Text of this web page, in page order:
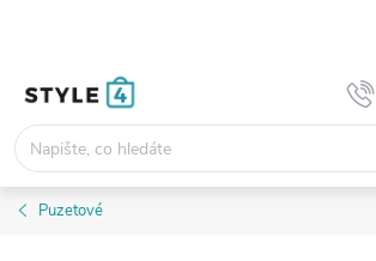
Puzetové